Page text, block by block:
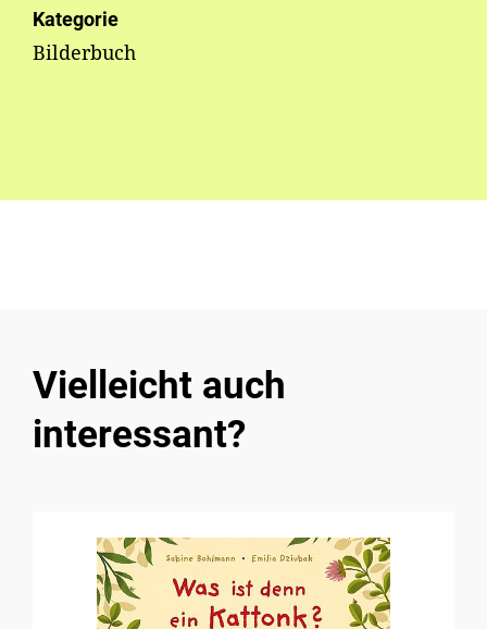
Kategorie
Bilderbuch
Vielleicht auch
interessant?